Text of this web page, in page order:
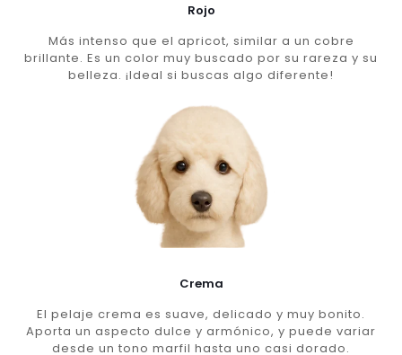
Rojo
Más intenso que el apricot, similar a un cobre
brillante. Es un color muy buscado por su rareza y su
belleza. ¡Ideal si buscas algo diferente!
Crema
El pelaje crema es suave, delicado y muy bonito.
Aporta un aspecto dulce y armónico, y puede variar
desde un tono marfil hasta uno casi dorado.